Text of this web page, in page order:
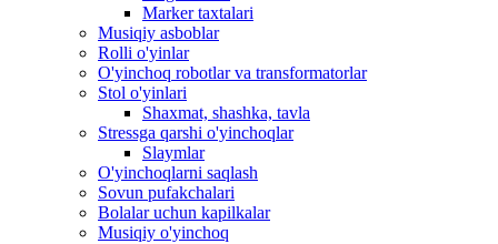
Marker taxtalari
Musiqiy asboblar
Rolli o'yinlar
O'yinchoq robotlar va transformatorlar
Stol o'yinlari
Shaxmat, shashka, tavla
Stressga qarshi o'yinchoqlar
Slaymlar
O'yinchoqlarni saqlash
Sovun pufakchalari
Bolalar uchun kapilkalar
Musiqiy o'yinchoq